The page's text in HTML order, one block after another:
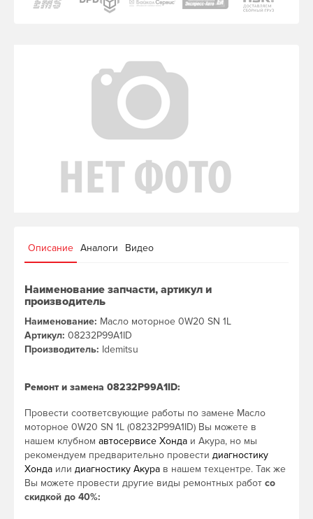
Описание Аналоги Видео
Наименование запчасти, артикул и
производитель
Наименование: Масло моторное 0W20 SN 1L
Артикул: 08232P99A1ID
Производитель: Idemitsu
Ремонт и замена 08232P99A1ID:
Провести соответсвующие работы по замене Масло
моторное 0W20 SN 1L (08232P99A1ID) Вы можете в
нашем клубном автосервисе Хонда и Акура, но мы
рекомендуем предварительно провести диагностику
Хонда или диагностику Акура в нашем техцентре. Так же
Вы можете провести другие виды ремонтных работ со
скидкой до 40%: